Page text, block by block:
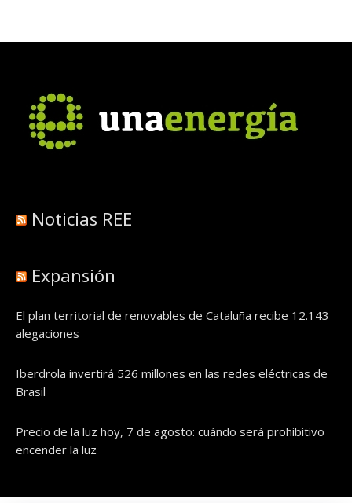
Noticias REE
Expansión
El plan territorial de renovables de Cataluña recibe 12.143
alegaciones
Iberdrola invertirá 526 millones en las redes eléctricas de
Brasil
Precio de la luz hoy, 7 de agosto: cuándo será prohibitivo
encender la luz